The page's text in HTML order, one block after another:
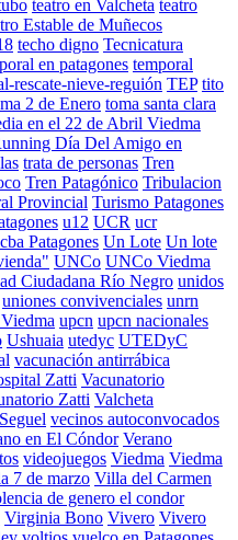
teatro en Valcheta teatro
Estable de Muñecos
techo digno Tecnicatura
en patagones temporal
rescate-nieve-reguión TEP tito
2 de Enero toma santa clara
en el 22 de Abril Viedma
Día Del Amigo en
trata de personas Tren
Tren Patagónico Tribulacion
Provincial Turismo Patagones
u12 UCR ucr
Patagones Un Lote Un lote
UNCo UNCo Viedma
Ciudadana Río Negro unidos
uniones convivenciales unrn
upcn upcn nacionales
Ushuaia utedyc UTEDyC
vacunación antirrábica
Zatti Vacunatorio
Zatti Valcheta
vecinos autoconvocados
en El Cóndor Verano
videojuegos Viedma Viedma
7 de marzo Villa del Carmen
de genero el condor
Virginia Bono Vivero Vivero